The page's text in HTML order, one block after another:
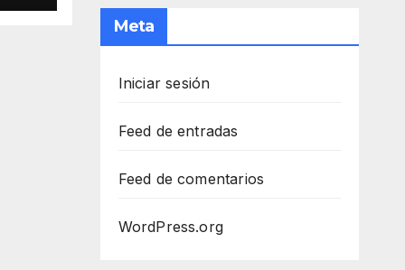
DE
Meta
Iniciar sesión
Feed de entradas
Feed de comentarios
WordPress.org